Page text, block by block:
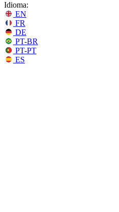
Idioma:
EN
FR
DE
PT-BR
PT-PT
ES